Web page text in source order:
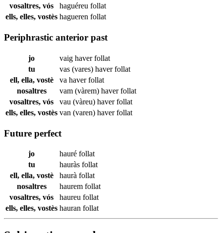
vosaltres, vós
haguéreu follat
ells, elles, vostès hagueren follat
Periphrastic anterior past
jo vaig haverfollat
tu
vas (vares) haverfollat
ell, ella, vostè
va haverfollat
nosaltres
vam (vàrem) haverfollat
vosaltres, vós
vau (vàreu) haverfollat
ells, elles, vostès van (varen) haverfollat
Future perfect
jo hauré follat
tu
hauràs follat
ell, ella, vostè
haurà follat
nosaltres
haurem follat
vosaltres, vós
haureu follat
ells, elles, vostès hauran follat